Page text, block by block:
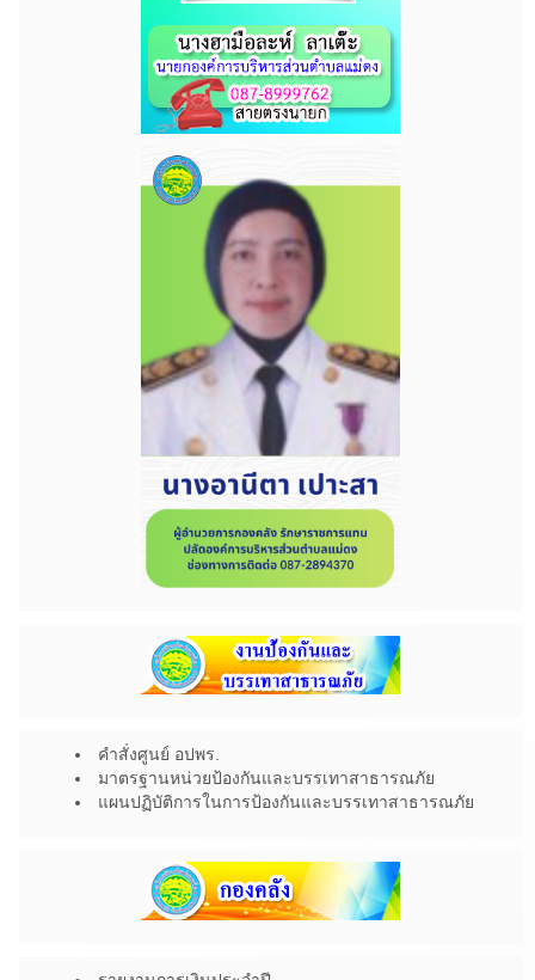
คำสั่งศูนย์ อปพร.
มาตรฐานหน่วยป้องกันและบรรเทาสาธารณภัย
แผนปฏิบัติการในการป้องกันและบรรเทาสาธารณภัย